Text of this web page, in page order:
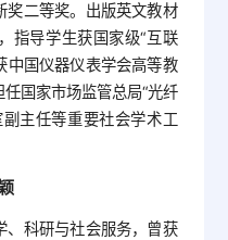
奖二等奖。出版英文教材
指导学生获国家级“互联
中国仪器仪表学会高等教
国家市场监管总局“光纤
主任等重要社会学术工
、科研与社会服务，曾获